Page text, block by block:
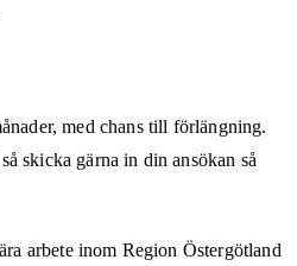
med chans till förlängning.
skicka gärna in din ansökan så
arbete inom Region Östergötland